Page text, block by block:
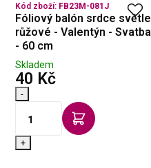
Kód zboží: FB23M-081J
Fóliový balón srdce světle
růžové - Valentýn - Svatba
- 60 cm
Skladem
40 Kčs DPH
-
+